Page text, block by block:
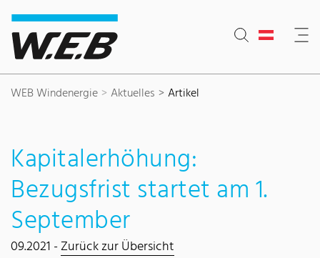
Inhaltsbereich
Suche
Hauptnavigation
Kontakt
Footer
WEB Windenergie Aktuelles Artikel
Kapitalerhöhung:
Bezugsfrist startet am 1.
September
09.2021 -Zurück zur Übersicht